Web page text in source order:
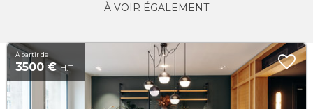
À VOIR ÉGALEMENT
À partir de
3500 €H.T